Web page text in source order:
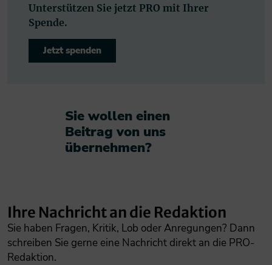
Unterstützen Sie jetzt PRO mit Ihrer
Spende.
Jetzt spenden
Sie wollen einen
Beitrag von uns
übernehmen?​
Ihre Nachricht an die Redaktion
Sie haben Fragen, Kritik, Lob oder Anregungen? Dann
schreiben Sie gerne eine Nachricht direkt an die PRO-
Redaktion.